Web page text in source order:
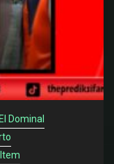
El Dominal